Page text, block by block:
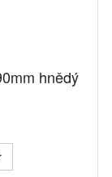
hnědý